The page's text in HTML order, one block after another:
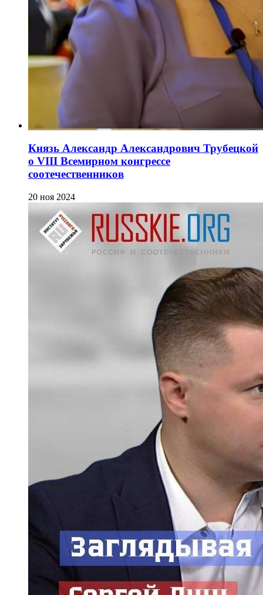
Князь Александр Александрович Трубецкой
о VIII Всемирном конгрессе
соотечественников
20 ноя 2024